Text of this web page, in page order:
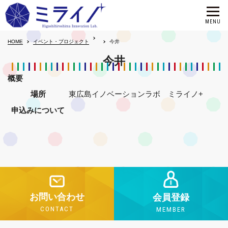
HOME イベント・プロジェクト 今井
今井
概要
場所
東広島イノベーションラボ ミライノ+
申込みについて
お問い合わせ
CONTACT
会員登録
MEMBER